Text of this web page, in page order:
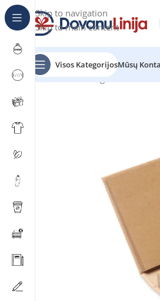
Skip to navigation
Skip to main content
Visos KategorijosMūsų
Pradžia Katalogas